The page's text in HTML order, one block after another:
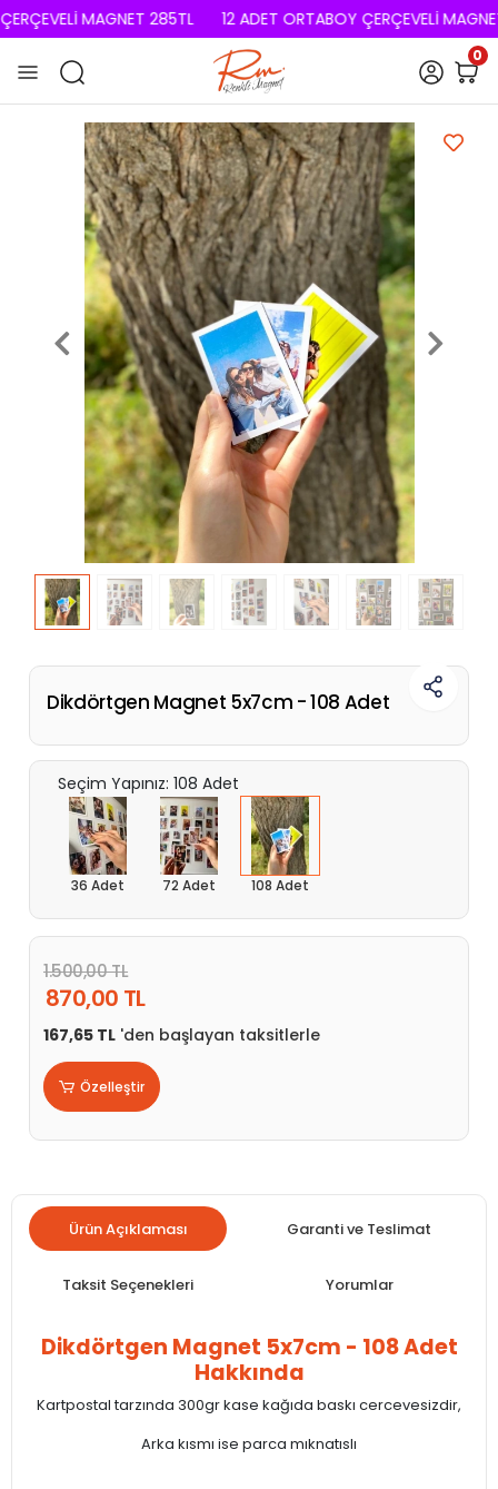
MAGNET 285TL 12 ADET ORTABOY ÇERÇEVELİ
0
Dikdörtgen Magnet 5x7cm - 108 Adet
Seçim Yapınız: 108 Adet
36 Adet 72 Adet 108 Adet
1.500,00 TL
870,00 TL
167,65 TL 'den başlayan taksitlerle
Özelleştir
Ürün Açıklaması Garanti ve Teslimat
Taksit Seçenekleri Yorumlar
Dikdörtgen Magnet 5x7cm - 108 Adet
Hakkında
Kartpostal tarzında 300gr kase kağıda baskı cercevesizdir,
Arka kısmı ise parca mıknatıslı